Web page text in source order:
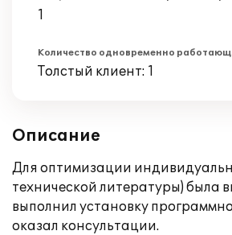
1
Количество одновременно
Толстый клиент: 1
Описание
Для оптимизации
технической литературы) была
выполнил установку
оказал консультации.